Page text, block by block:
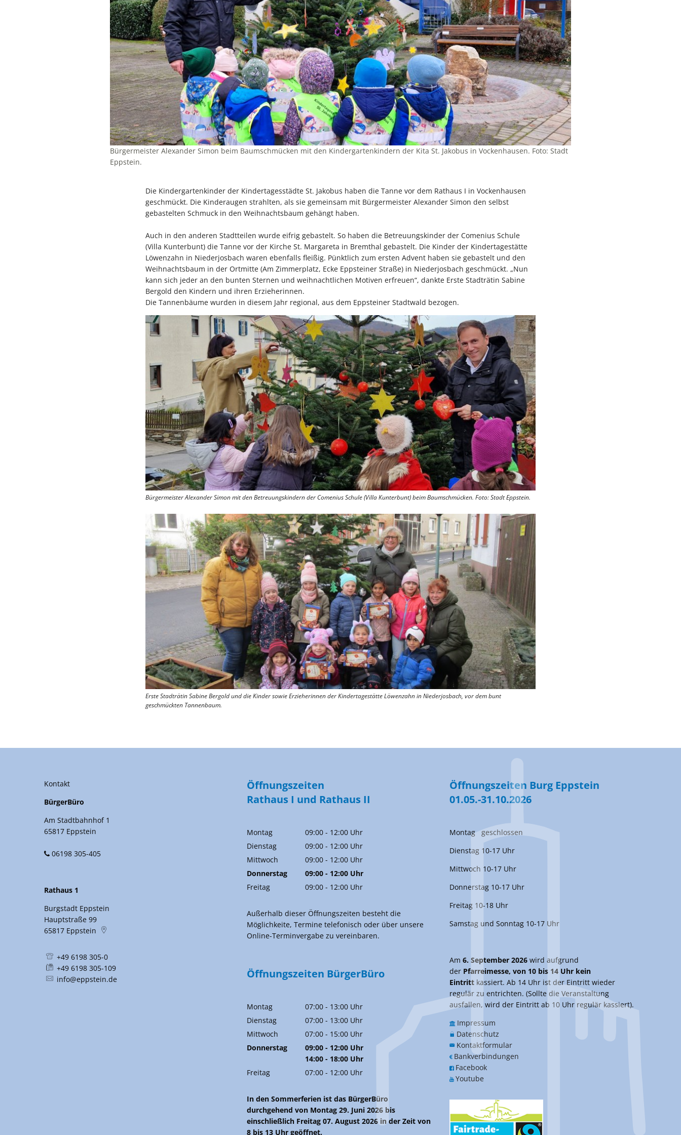
Bürgermeister Alexander Simon beim Baumschmücken mit den Kindergartenkindern der Kita St. Jakobus in Vockenhausen. Foto: Stadt
Eppstein.
Die Kindergartenkinder der Kindertagesstädte St. Jakobus haben die Tanne vor dem Rathaus I in Vockenhausen
geschmückt. Die Kinderaugen strahlten, als sie gemeinsam mit Bürgermeister Alexander Simon den selbst
gebastelten Schmuck in den Weihnachtsbaum gehängt haben.
Auch in den anderen Stadtteilen wurde eifrig gebastelt. So haben die Betreuungskinder der Comenius Schule
(Villa Kunterbunt) die Tanne vor der Kirche St. Margareta in Bremthal gebastelt. Die Kinder der Kindertagestätte
Löwenzahn in Niederjosbach waren ebenfalls fleißig. Pünktlich zum ersten Advent haben sie gebastelt und den
Weihnachtsbaum in der Ortmitte (Am Zimmerplatz, Ecke Eppsteiner Straße) in Niederjosbach geschmückt. „Nun
kann sich jeder an den bunten Sternen und weihnachtlichen Motiven erfreuen“, dankte Erste Stadträtin Sabine
Bergold den Kindern und ihren Erzieherinnen.
Die Tannenbäume wurden in diesem Jahr regional, aus dem Eppsteiner Stadtwald bezogen.
Bürgermeister Alexander Simon mit den Betreuungskindern der Comenius Schule (Villa Kunterbunt) beim Baumschmücken. Foto: Stadt Eppstein.
Erste Stadträtin Sabine Bergold und die Kinder sowie Erzieherinnen der Kindertagestätte Löwenzahn in Niederjosbach, vor dem bunt
geschmückten Tannenbaum.
Kontakt
BürgerBüro
Am Stadtbahnhof 1
65817 Eppstein
06198 305-405
Rathaus 1
Burgstadt Eppstein
Hauptstraße 99
65817 Eppstein
+49 6198 305-0
+49 6198 305-109
info@eppstein.de
Öffnungszeiten
Rathaus I und Rathaus II
Montag 09:00 - 12:00 Uhr
Von 09:00 bis 12:00 Uhr
Dienstag 09:00 - 12:00 Uhr
Von 09:00 bis 12:00 Uhr
Mittwoch 09:00 - 12:00 Uhr
Von 09:00 bis 12:00 Uhr
Donnerstag 09:00 - 12:00 Uhr
Von 09:00 bis 12:00 Uhr
Freitag 09:00 - 12:00 Uhr
Außerhalb dieser Öffnungszeiten besteht die
Möglichkeite, Termine telefonisch oder über unsere
Online-Terminvergabe zu vereinbaren.
Öffnungszeiten BürgerBüro
Montag 07:00 - 13:00 Uhr
Von 07:00 bis 13:00 Uhr
Dienstag 07:00 - 13:00 Uhr
Von 07:00 bis 13:00 Uhr
Mittwoch 07:00 - 15:00 Uhr
Von 07:00 bis 15:00 Uhr
Donnerstag 09:00 - 12:00 Uhr
Von 09:00 bis 12:00 Uhr
14:00 - 18:00 Uhr
Von 14:00 bis 18:00 Uhr
Freitag 07:00 - 12:00 Uhr
In den Sommerferien ist das BürgerBüro
durchgehend von Montag 29. Juni 2026 bis
einschließlich Freitag 07. August 2026 in der Zeit von
8 bis 13 Uhr geöffnet.
Öffnungszeiten Burg Eppstein
01.05.-31.10.2026
Montag geschlossen
Dienstag 10-17 Uhr
Mittwoch 10-17 Uhr
Donnerstag 10-17 Uhr
Freitag 10-18 Uhr
Samstag und Sonntag 10-17 Uhr
Am 6. September 2026 wird aufgrund
der Pfarreimesse, von 10 bis 14 Uhr kein
Eintritt kassiert. Ab 14 Uhr ist der Eintritt wieder
regulär zu entrichten. (Sollte die Veranstaltung
ausfallen, wird der Eintritt ab 10 Uhr regulär kassiert).
Impressum
Datenschutz
Kontaktformular
Bankverbindungen
Facebook
Youtube